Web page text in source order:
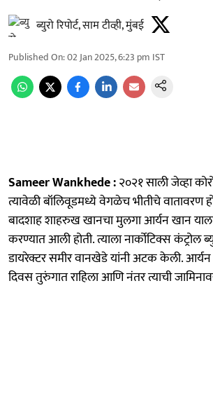
ब्युरो रिपोर्ट, साम टीव्ही, मुंबई
Published On:02 Jan 2025, 6:23 pm IST
Sameer Wankhede :२०२१ साली जेव्हा
त्यावेळी बॉलिवूडमध्ये वेगळेच भीतीचे वातावरण
बादशाह शाहरुख खानचा मुलगा आर्यन खान
करण्यात आली होती. त्याला नार्कोटिक्स कंट्रोल
डायरेक्टर समीर वानखेडे यांनी अटक केली.
दिवस तुरुंगात राहिला आणि नंतर त्याची